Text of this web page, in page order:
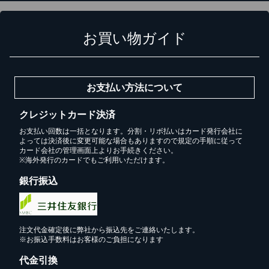
お買い物ガイド
お支払い方法について
クレジットカード決済
お支払い回数は一括となります。分割・リボ払いはカード発行会社に
よっては決済後に変更可能な場合もありますので規定の手順に従って
カード会社の管理画面上よりお手続きください。
※海外発行のカードでもご利用いただけます。
銀行振込
注文代金確定後に弊社から振込先をご連絡いたします。
※お振込手数料はお客様のご負担になります
代金引換